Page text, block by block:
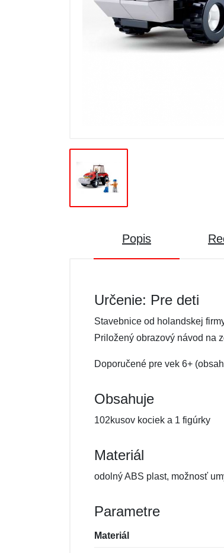
Popis
Určenie: Pre deti
Stavebnice od holandskej
Priložený obrazový návod na
Doporučené pre vek 6+
Obsahuje
102kusov kociek a 1 figúrky
Materiál
odolný ABS plast, možnosť
Parametre
Materiál